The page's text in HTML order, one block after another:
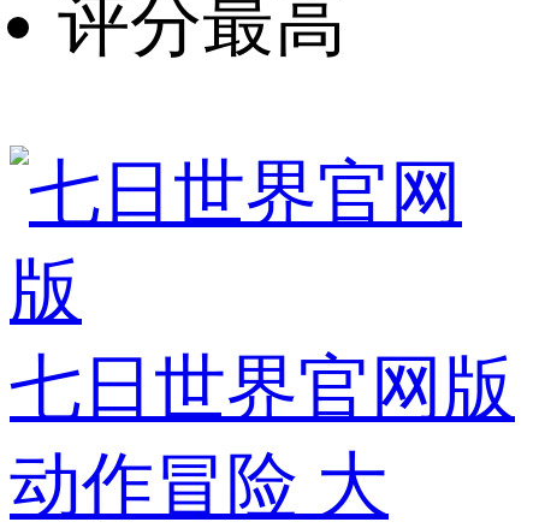
评分最高
七日世界官网版
动作冒险 大